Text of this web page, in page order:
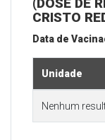
CRISTO
Data de
Unidade
Nenhum